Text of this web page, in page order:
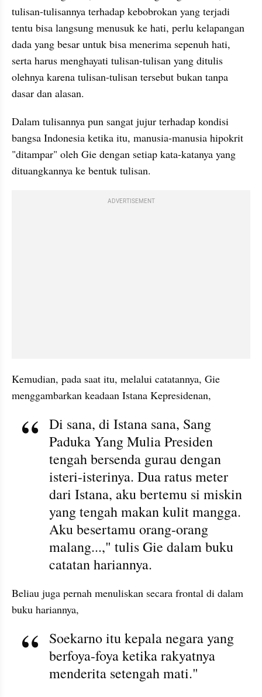
tulisan-tulisannya terhadap kebobrokan yang terjadi
tentu bisa langsung menusuk ke hati, perlu kelapangan
dada yang besar untuk bisa menerima sepenuh hati,
serta harus menghayati tulisan-tulisan yang ditulis
olehnya karena tulisan-tulisan tersebut bukan tanpa
dasar dan alasan.
Dalam tulisannya pun sangat jujur terhadap kondisi
bangsa Indonesia ketika itu, manusia-manusia hipokrit
"ditampar" oleh Gie dengan setiap kata-katanya yang
dituangkannya ke bentuk tulisan.
ADVERTISEMENT
Kemudian, pada saat itu, melalui catatannya, Gie
menggambarkan keadaan Istana Kepresidenan,
Di sana, di Istana sana, Sang
Paduka Yang Mulia Presiden
tengah bersenda gurau dengan
isteri-isterinya. Dua ratus meter
dari Istana, aku bertemu si miskin
yang tengah makan kulit mangga.
Aku besertamu orang-orang
malang...," tulis Gie dalam buku
catatan hariannya.
Beliau juga pernah menuliskan secara frontal di dalam
buku hariannya,
Soekarno itu kepala negara yang
berfoya-foya ketika rakyatnya
menderita setengah mati."